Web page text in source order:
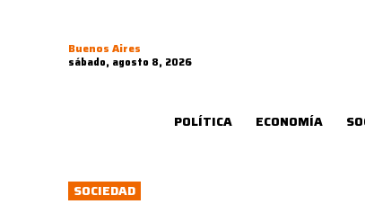
Buenos Aires
sábado, agosto 8, 2026
POLÍTICA ECONOMÍA
SOCIEDAD